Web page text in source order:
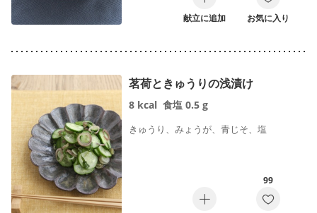
献立に追加 お気に入り
茗荷ときゅうりの浅漬け
8 kcal 食塩 0.5 g
きゅうり、みょうが、青じそ、塩
99